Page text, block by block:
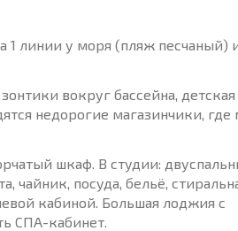
1 линии у моря (пляж песчаный)
вокруг бассейна, детская
недорогие магазинчики,
шкаф. В студии:
чайник, посуда, бельё,
кабиной. Большая лоджия с
СПА-кабинет.